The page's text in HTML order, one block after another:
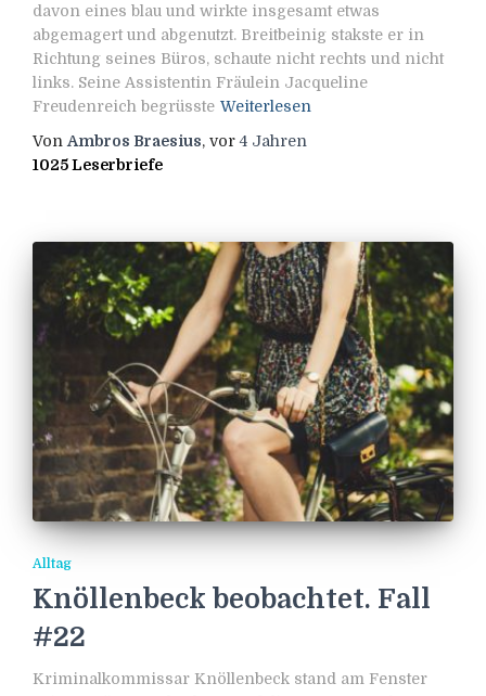
davon eines blau und wirkte insgesamt etwas
abgemagert und abgenutzt. Breitbeinig stakste er in
Richtung seines Büros, schaute nicht rechts und nicht
links. Seine Assistentin Fräulein Jacqueline
Freudenreich begrüsste Weiterlesen
Von Ambros Braesius, vor4 Jahren
1025 Leserbriefe
Alltag
Knöllenbeck beobachtet. Fall
#22
Kriminalkommissar Knöllenbeck stand am Fenster